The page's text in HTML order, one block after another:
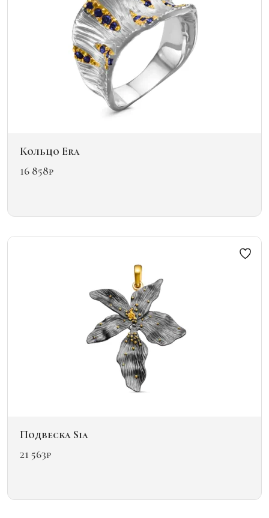
Кольцо Era
16 858₽
вариаций.
Подвеска Sia
21 563₽